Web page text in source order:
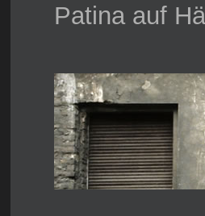
Patina auf